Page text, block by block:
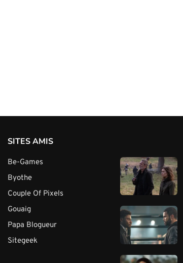
SITES AMIS
Be-Games
Byothe
Couple Of Pixels
Gouaig
Papa Blogueur
Sitegeek